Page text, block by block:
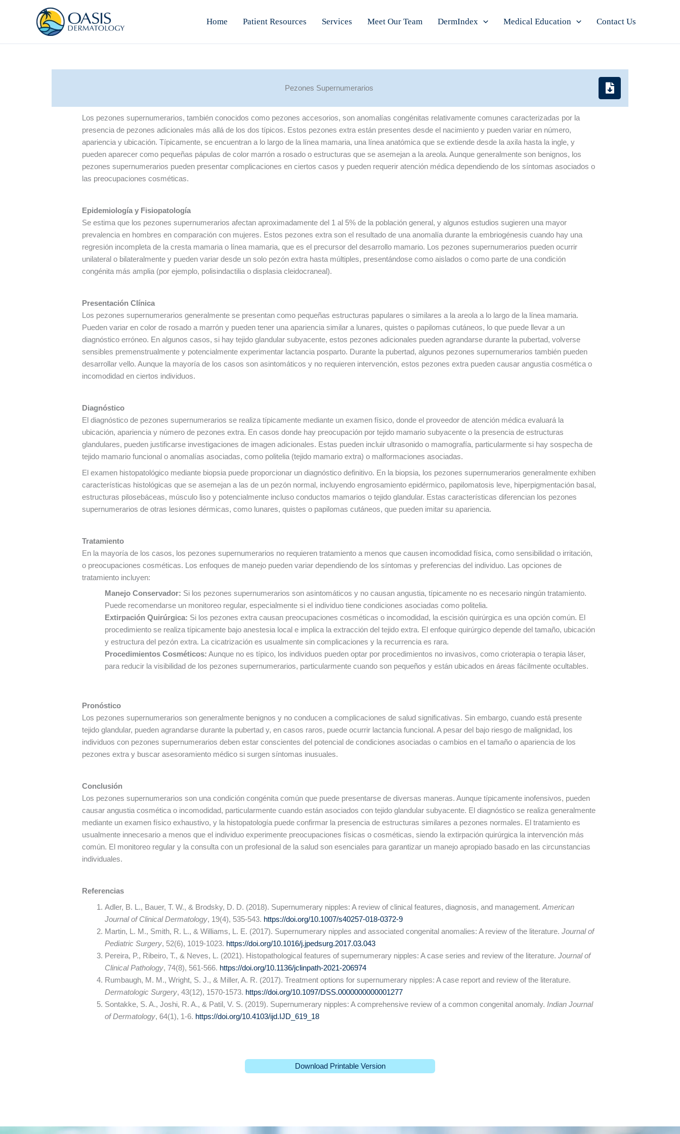
Home Patient Resources Services Meet Our Team DermIndex Medical Education Contact Us
Pezones Supernumerarios
Los pezones supernumerarios, también conocidos como pezones accesorios, son anomalías congénitas relativamente comunes caracterizadas por la
presencia de pezones adicionales más allá de los dos típicos. Estos pezones extra están presentes desde el nacimiento y pueden variar en número,
apariencia y ubicación. Típicamente, se encuentran a lo largo de la línea mamaria, una línea anatómica que se extiende desde la axila hasta la ingle, y
pueden aparecer como pequeñas pápulas de color marrón a rosado o estructuras que se asemejan a la areola. Aunque generalmente son benignos, los
pezones supernumerarios pueden presentar complicaciones en ciertos casos y pueden requerir atención médica dependiendo de los síntomas asociados o
las preocupaciones cosméticas.
Epidemiología y Fisiopatología
Se estima que los pezones supernumerarios afectan aproximadamente del 1 al 5% de la población general, y algunos estudios sugieren una mayor
prevalencia en hombres en comparación con mujeres. Estos pezones extra son el resultado de una anomalía durante la embriogénesis cuando hay una
regresión incompleta de la cresta mamaria o línea mamaria, que es el precursor del desarrollo mamario. Los pezones supernumerarios pueden ocurrir
unilateral o bilateralmente y pueden variar desde un solo pezón extra hasta múltiples, presentándose como aislados o como parte de una condición
congénita más amplia (por ejemplo, polisindactilia o displasia cleidocraneal).
Presentación Clínica
Los pezones supernumerarios generalmente se presentan como pequeñas estructuras papulares o similares a la areola a lo largo de la línea mamaria.
Pueden variar en color de rosado a marrón y pueden tener una apariencia similar a lunares, quistes o papilomas cutáneos, lo que puede llevar a un
diagnóstico erróneo. En algunos casos, si hay tejido glandular subyacente, estos pezones adicionales pueden agrandarse durante la pubertad, volverse
sensibles premenstrualmente y potencialmente experimentar lactancia posparto. Durante la pubertad, algunos pezones supernumerarios también pueden
desarrollar vello. Aunque la mayoría de los casos son asintomáticos y no requieren intervención, estos pezones extra pueden causar angustia cosmética o
incomodidad en ciertos individuos.
Diagnóstico
El diagnóstico de pezones supernumerarios se realiza típicamente mediante un examen físico, donde el proveedor de atención médica evaluará la
ubicación, apariencia y número de pezones extra. En casos donde hay preocupación por tejido mamario subyacente o la presencia de estructuras
glandulares, pueden justificarse investigaciones de imagen adicionales. Estas pueden incluir ultrasonido o mamografía, particularmente si hay sospecha de
tejido mamario funcional o anomalías asociadas, como politelia (tejido mamario extra) o malformaciones asociadas.
El examen histopatológico mediante biopsia puede proporcionar un diagnóstico definitivo. En la biopsia, los pezones supernumerarios generalmente exhiben
características histológicas que se asemejan a las de un pezón normal, incluyendo engrosamiento epidérmico, papilomatosis leve, hiperpigmentación basal,
estructuras pilosebáceas, músculo liso y potencialmente incluso conductos mamarios o tejido glandular. Estas características diferencian los pezones
supernumerarios de otras lesiones dérmicas, como lunares, quistes o papilomas cutáneos, que pueden imitar su apariencia.
Tratamiento
En la mayoría de los casos, los pezones supernumerarios no requieren tratamiento a menos que causen incomodidad física, como sensibilidad o irritación,
o preocupaciones cosméticas. Los enfoques de manejo pueden variar dependiendo de los síntomas y preferencias del individuo. Las opciones de
tratamiento incluyen:
Manejo Conservador: Si los pezones supernumerarios son asintomáticos y no causan angustia, típicamente no es necesario ningún tratamiento.
Puede recomendarse un monitoreo regular, especialmente si el individuo tiene condiciones asociadas como politelia.
Extirpación Quirúrgica: Si los pezones extra causan preocupaciones cosméticas o incomodidad, la escisión quirúrgica es una opción común. El
procedimiento se realiza típicamente bajo anestesia local e implica la extracción del tejido extra. El enfoque quirúrgico depende del tamaño, ubicación
y estructura del pezón extra. La cicatrización es usualmente sin complicaciones y la recurrencia es rara.
Procedimientos Cosméticos: Aunque no es típico, los individuos pueden optar por procedimientos no invasivos, como crioterapia o terapia láser,
para reducir la visibilidad de los pezones supernumerarios, particularmente cuando son pequeños y están ubicados en áreas fácilmente ocultables.
Pronóstico
Los pezones supernumerarios son generalmente benignos y no conducen a complicaciones de salud significativas. Sin embargo, cuando está presente
tejido glandular, pueden agrandarse durante la pubertad y, en casos raros, puede ocurrir lactancia funcional. A pesar del bajo riesgo de malignidad, los
individuos con pezones supernumerarios deben estar conscientes del potencial de condiciones asociadas o cambios en el tamaño o apariencia de los
pezones extra y buscar asesoramiento médico si surgen síntomas inusuales.
Conclusión
Los pezones supernumerarios son una condición congénita común que puede presentarse de diversas maneras. Aunque típicamente inofensivos, pueden
causar angustia cosmética o incomodidad, particularmente cuando están asociados con tejido glandular subyacente. El diagnóstico se realiza generalmente
mediante un examen físico exhaustivo, y la histopatología puede confirmar la presencia de estructuras similares a pezones normales. El tratamiento es
usualmente innecesario a menos que el individuo experimente preocupaciones físicas o cosméticas, siendo la extirpación quirúrgica la intervención más
común. El monitoreo regular y la consulta con un profesional de la salud son esenciales para garantizar un manejo apropiado basado en las circunstancias
individuales.
Referencias
Adler, B. L., Bauer, T. W., & Brodsky, D. D. (2018). Supernumerary nipples: A review of clinical features, diagnosis, and management. American
Journal of Clinical Dermatology, 19(4), 535-543. https://doi.org/10.1007/s40257-018-0372-9
Martin, L. M., Smith, R. L., & Williams, L. E. (2017). Supernumerary nipples and associated congenital anomalies: A review of the literature. Journal of
Pediatric Surgery, 52(6), 1019-1023. https://doi.org/10.1016/j.jpedsurg.2017.03.043
Pereira, P., Ribeiro, T., & Neves, L. (2021). Histopathological features of supernumerary nipples: A case series and review of the literature. Journal of
Clinical Pathology, 74(8), 561-566. https://doi.org/10.1136/jclinpath-2021-206974
Rumbaugh, M. M., Wright, S. J., & Miller, A. R. (2017). Treatment options for supernumerary nipples: A case report and review of the literature.
Dermatologic Surgery, 43(12), 1570-1573. https://doi.org/10.1097/DSS.0000000000001277
Sontakke, S. A., Joshi, R. A., & Patil, V. S. (2019). Supernumerary nipples: A comprehensive review of a common congenital anomaly. Indian Journal
of Dermatology, 64(1), 1-6. https://doi.org/10.4103/ijd.IJD_619_18
Download Printable Version